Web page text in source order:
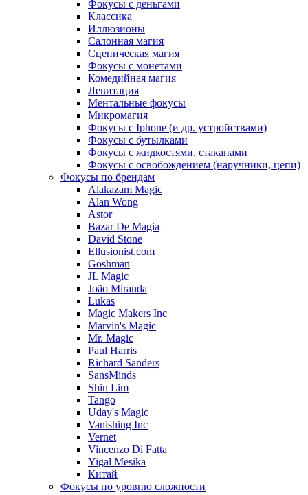
Фокусы с деньгами
Классика
Иллюзионы
Салонная магия
Сценическая магия
Фокусы с монетами
Комедийная магия
Левитация
Ментальные фокусы
Микромагия
Фокусы с Iphone (и др. устройствами)
Фокусы с бутылками
Фокусы с жидкостями, стаканами
Фокусы с освобождением (наручники, цепи)
Фокусы по брендам
Alakazam Magic
Alan Wong
Astor
Bazar De Magia
David Stone
Ellusionist.com
Goshman
JL Magic
João Miranda
Lukas
Magic Makers Inc
Marvin's Magic
Mr. Magic
Paul Harris
Richard Sanders
SansMinds
Shin Lim
Tango
Uday's Magic
Vanishing Inc
Vernet
Vincenzo Di Fatta
Yigal Mesika
Китай
Фокусы по уровню сложности